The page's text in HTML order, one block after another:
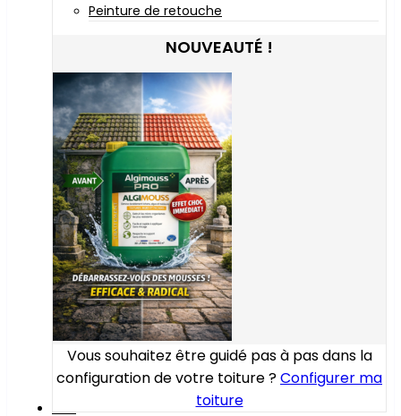
Peinture de retouche
NOUVEAUTÉ !
Vous souhaitez être guidé pas à pas dans la
configuration de votre toiture ?Configurer ma
toiture